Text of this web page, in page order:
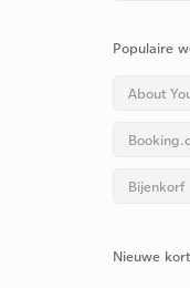
Populaire
About
Bijenkorf
Nieuwe